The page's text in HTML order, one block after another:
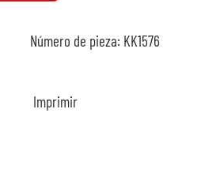
Número de pieza: KK1576
Imprimir